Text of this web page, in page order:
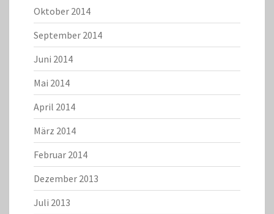
Oktober 2014
September 2014
Juni 2014
Mai 2014
April 2014
März 2014
Februar 2014
Dezember 2013
Juli 2013